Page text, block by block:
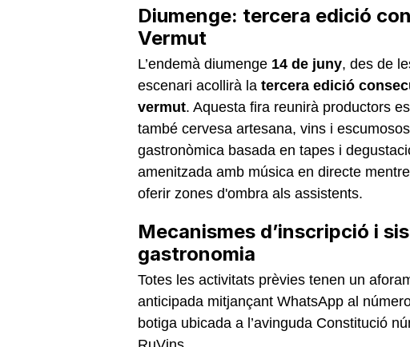
Diumenge: tercera edició
Vermut
L’endemà diumenge 14 de juny, des de
escenari acollirà la tercera edició
vermut. Aquesta fira reunirà productors
també cervesa artesana, vins i
gastronòmica basada en tapes i
amenitzada amb música en directe
oferir zones d'ombra als assistents.
Mecanismes d’inscripció i
gastronomia
Totes les activitats prèvies tenen un
anticipada mitjançant WhatsApp al
botiga ubicada a l’avinguda Constitució